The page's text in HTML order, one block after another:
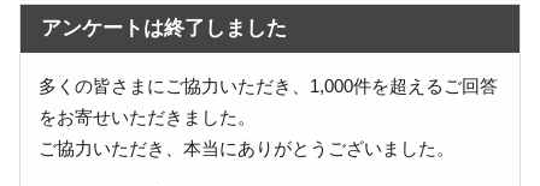
アンケートは終了しました
多くの皆さまにご協力いただき、1,000件を超えるご回答
をお寄せいただきました。
ご協力いただき、本当にありがとうございました。